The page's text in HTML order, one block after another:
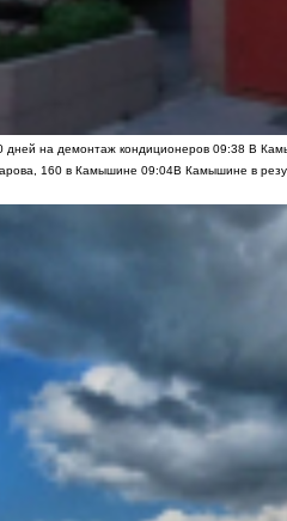
дней на демонтаж кондиционеров 09:38 В
160 в Камышине 09:04В Камышине в